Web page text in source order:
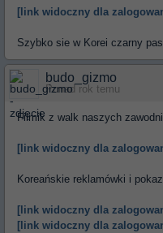
[link widoczny dla
Szybko sie w Korei czarny
budo_gizmo
Ponad rok temu
Filmik z walk naszych
[link widoczny dla
Koreańskie reklamówki i
[link widoczny dla
[link widoczny dla